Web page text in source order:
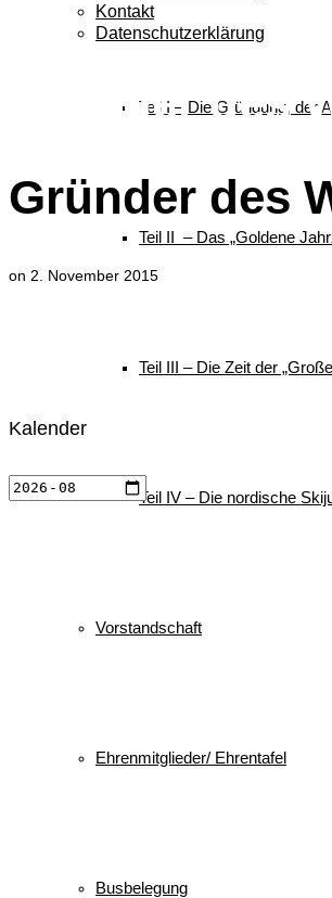
Teil I – Die Gründung, der
Teil II – Das „Goldene
Teil III – Die Zeit der
Teil IV – Die nordische
Vorstandschaft
Ehrenmitglieder/ Ehrentafel
Busbelegung
Kontakt
Datenschutzerklärung
Gründer des
Gründer des
on 2. November 2015
Kalender